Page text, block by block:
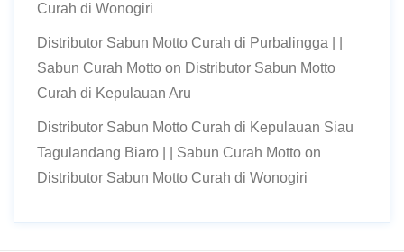
Curah di Wonogiri
Distributor Sabun Motto Curah di Purbalingga | |
Sabun Curah Motto on Distributor Sabun Motto
Curah di Kepulauan Aru
Distributor Sabun Motto Curah di Kepulauan Siau
Tagulandang Biaro | | Sabun Curah Motto on
Distributor Sabun Motto Curah di Wonogiri